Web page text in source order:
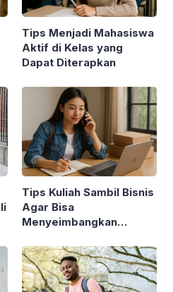
Tips Menjadi Mahasiswa
Aktif di Kelas yang
Dapat Diterapkan
Tips Kuliah Sambil Bisnis
Agar Bisa
Menyeimbangkan